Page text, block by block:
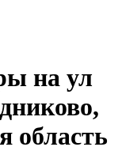
на ул
область